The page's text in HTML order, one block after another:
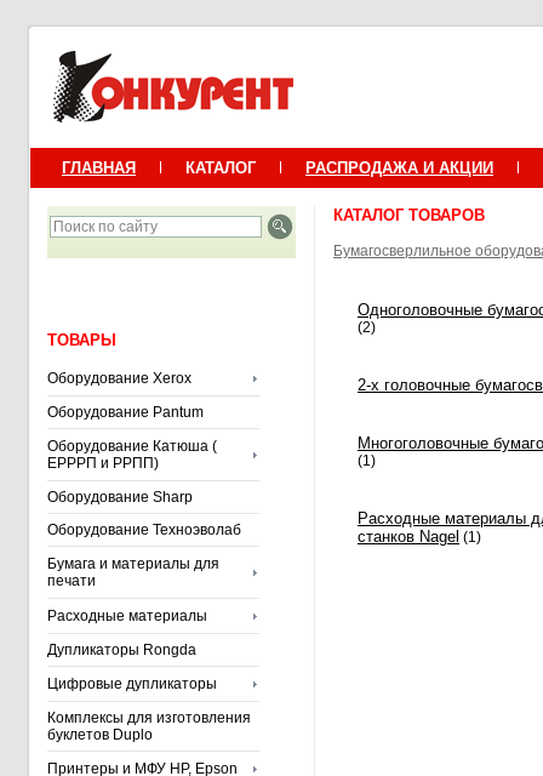
ГЛАВНАЯ КАТАЛОГ РАСПРОДАЖА И АКЦИИ
ТОВАРЫ
Оборудование Xerox
Оборудование Pantum
Оборудование Катюша (
ЕРРРП и РРПП)
Оборудование Sharp
Оборудование Техноэволаб
Бумага и материалы для
печати
Расходные материалы
Дупликаторы Rongda
Цифровые дупликаторы
Комплексы для изготовления
буклетов Duplo
Принтеры и МФУ HP, Epson
КАТАЛОГ ТОВАРОВ
Бумагосверлильное
Одноголовочные
(2)
2-x головочные
Многоголовочные
(1)
Расходные материалы
станков Nagel (1)